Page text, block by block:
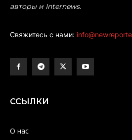
авторы и Internews.
Свяжитесь с нами:
ССЫЛКИ
О нас